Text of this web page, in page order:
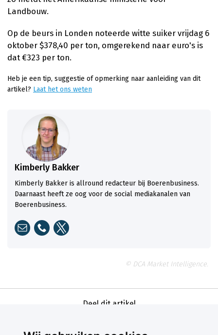
Landbouw.
Op de beurs in Londen noteerde witte suiker vrijdag 6
oktober $378,40 per ton, omgerekend naar euro's is
dat €323 per ton.
Heb je een tip, suggestie of opmerking naar aanleiding van dit
artikel? Laat het ons weten
Kimberly Bakker
Kimberly Bakker is allround redacteur bij Boerenbusiness.
Daarnaast heeft ze oog voor de social mediakanalen van
Boerenbusiness.
© DCA Market Intelligence.
Deel dit artikel